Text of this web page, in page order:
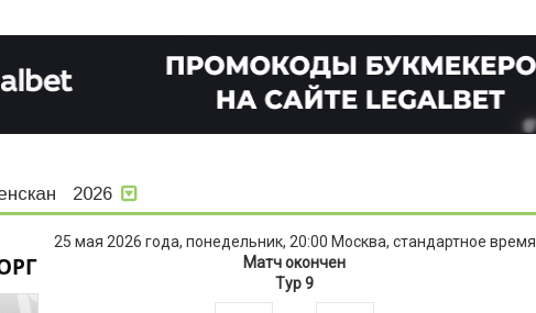
2026
25 мая 2026 года, понедельник, 20:00 Москва, стандартное время
Матч окончен
Тур 9